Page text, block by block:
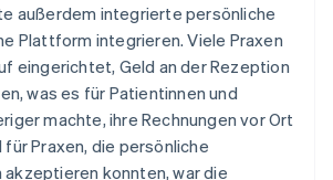
außerdem integrierte persönliche
Plattform integrieren. Viele Praxen
eingerichtet, Geld an der Rezeption
was es für Patientinnen und
machte, ihre Rechnungen vor Ort
für Praxen, die persönliche
akzeptieren konnten, war die